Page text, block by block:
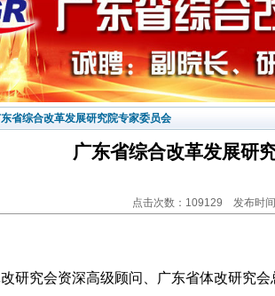
省综合改革发展研究院专家委员会
广东省综合改革发展研
点击次数：109129 发布时
研究会资深高级顾问、广东省体改研究